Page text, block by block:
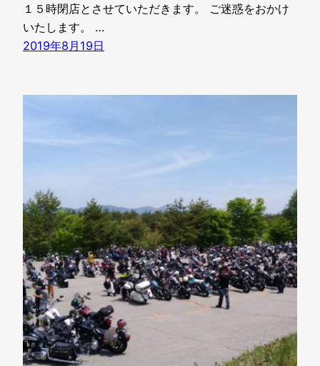
１５時閉店とさせていただきます。 ご迷惑をおかけ
いたします。 …
2019年8月19日